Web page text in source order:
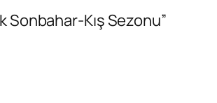
Sonbahar-Kış Sezonu”